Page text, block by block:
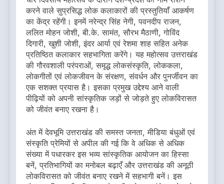
करने वाले सुप्रसिद्ध लोक कलाकारों की प्रस्तुतियाँ आकर्षण
का केंद्र रहेंगी। इनमें नरेन्द्र सिंह नेगी, पवनदीप राजन,
ललित मोहन जोशी, बी.के. सामंत, सौरभ मैठाणी, गोविंद
दिगारी, खुशी जोशी, इंदर आर्या एवं रेशमा शाह सहित अनेक
प्रतिष्ठित कलाकार सहभागिता करेंगे। यह महोत्सव उत्तराखंड
की गौरवशाली परंपराओं, समृद्ध लोकसंस्कृति, लोककला,
लोकगीतों एवं लोकजीवन के संरक्षण, संवर्धन और पुनर्जीवन का
एक सशक्त प्रयास है। इसका प्रमुख उद्देश्य आने वाली
पीढ़ियों को अपनी सांस्कृतिक जड़ों से जोड़ते हुए लोकविरासत
को जीवंत बनाए रखना है।
अंत में देवभूमि उत्तराखंड की समस्त जनता, मीडिया बंधुओं एवं
संस्कृति प्रेमियों से अपील की गई कि वे अधिक से अधिक
संख्या में पधारकर इस भव्य सांस्कृतिक आयोजन का हिस्सा
बनें, प्रतिभागियों का मनोबल बढ़ाएँ और उत्तराखंड की अनूठी
लोकविरासत को जीवंत बनाए रखने में सहभागी बनें। इस